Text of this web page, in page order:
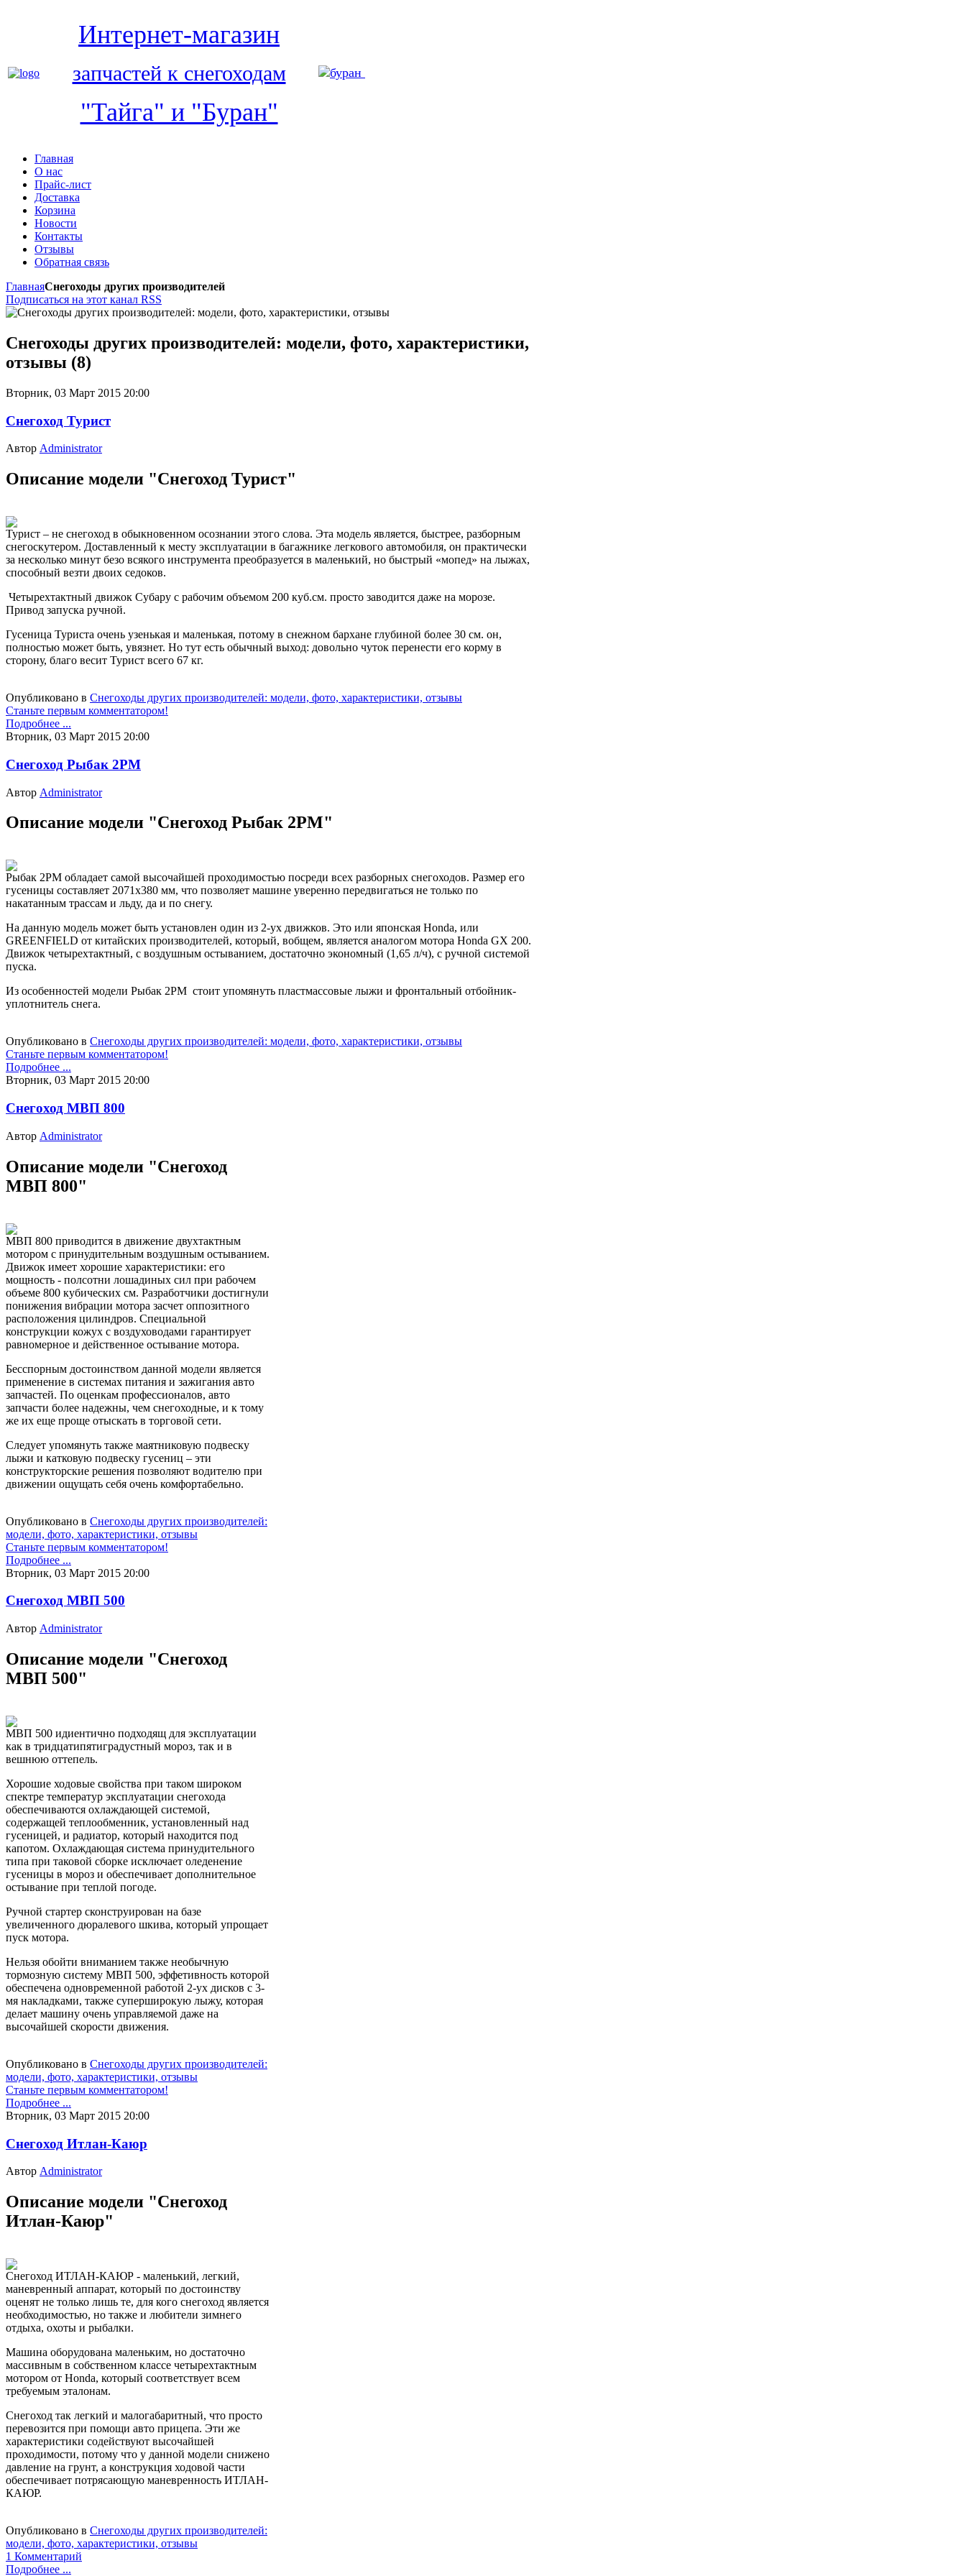
Интернет-магазин
запчастей к снегоходам
"Тайга" и "Буран"
Главная
О нас
Прайс-лист
Доставка
Корзина
Новости
Контакты
Отзывы
Обратная связь
ГлавнаяСнегоходы других производителей
Подписаться на этот канал RSS
Снегоходы других производителей: модели, фото, характеристики,
отзывы (8)
Вторник, 03 Март 2015 20:00
Снегоход Турист
Автор Administrator
Описание модели "Снегоход Турист"
Турист – не снегоход в обыкновенном осознании этого слова. Эта модель является, быстрее, разборным
снегоскутером. Доставленный к месту эксплуатации в багажнике легкового автомобиля, он практически
за несколько минут безо всякого инструмента преобразуется в маленький, но быстрый «мопед» на лыжах,
способный везти двоих седоков.
Четырехтактный движок Субару с рабочим объемом 200 куб.см. просто заводится даже на морозе.
Привод запуска ручной.
Гусеница Туриста очень узенькая и маленькая, потому в снежном бархане глубиной более 30 см. он,
полностью может быть, увязнет. Но тут есть обычный выход: довольно чуток перенести его корму в
сторону, благо весит Турист всего 67 кг.
Опубликовано в Снегоходы других производителей: модели, фото, характеристики, отзывы
Станьте первым комментатором!
Подробнее ...
Вторник, 03 Март 2015 20:00
Снегоход Рыбак 2РМ
Автор Administrator
Описание модели "Снегоход Рыбак 2РМ"
Рыбак 2РМ обладает самой высочайшей проходимостью посреди всех разборных снегоходов. Размер его
гусеницы составляет 2071x380 мм, что позволяет машине уверенно передвигаться не только по
накатанным трассам и льду, да и по снегу.
На данную модель может быть установлен один из 2-ух движков. Это или японская Honda, или
GREENFIELD от китайских производителей, который, вобщем, является аналогом мотора Honda GX 200.
Движок четырехтактный, с воздушным остыванием, достаточно экономный (1,65 л/ч), с ручной системой
пуска.
Из особенностей модели Рыбак 2РМ стоит упомянуть пластмассовые лыжи и фронтальный отбойник-
уплотнитель снега.
Опубликовано в Снегоходы других производителей: модели, фото, характеристики, отзывы
Станьте первым комментатором!
Подробнее ...
Вторник, 03 Март 2015 20:00
Снегоход МВП 800
Автор Administrator
Описание модели "Снегоход
МВП 800"
МВП 800 приводится в движение двухтактным
мотором с принудительным воздушным остыванием.
Движок имеет хорошие характеристики: его
мощность - полсотни лошадиных сил при рабочем
объеме 800 кубических см. Разработчики достигнули
понижения вибрации мотора засчет оппозитного
расположения цилиндров. Специальной
конструкции кожух с воздуховодами гарантирует
равномерное и действенное остывание мотора.
Бесспорным достоинством данной модели является
применение в системах питания и зажигания авто
запчастей. По оценкам профессионалов, авто
запчасти более надежны, чем снегоходные, и к тому
же их еще проще отыскать в торговой сети.
Следует упомянуть также маятниковую подвеску
лыжи и катковую подвеску гусениц – эти
конструкторские решения позволяют водителю при
движении ощущать себя очень комфортабельно.
Опубликовано в Снегоходы других производителей:
модели, фото, характеристики, отзывы
Станьте первым комментатором!
Подробнее ...
Вторник, 03 Март 2015 20:00
Снегоход МВП 500
Автор Administrator
Описание модели "Снегоход
МВП 500"
МВП 500 идиентично подходящ для эксплуатации
как в тридцатипятиградустный мороз, так и в
вешнюю оттепель.
Хорошие ходовые свойства при таком широком
спектре температур эксплуатации снегохода
обеспечиваются охлаждающей системой,
содержащей теплообменник, установленный над
гусеницей, и радиатор, который находится под
капотом. Охлаждающая система принудительного
типа при таковой сборке исключает оледенение
гусеницы в мороз и обеспечивает дополнительное
остывание при теплой погоде.
Ручной стартер сконструирован на базе
увеличенного дюралевого шкива, который упрощает
пуск мотора.
Нельзя обойти вниманием также необычную
тормозную систему МВП 500, эффетивность которой
обеспечена одновременной работой 2-ух дисков с 3-
мя накладками, также суперширокую лыжу, которая
делает машину очень управляемой даже на
высочайшей скорости движения.
Опубликовано в Снегоходы других производителей:
модели, фото, характеристики, отзывы
Станьте первым комментатором!
Подробнее ...
Вторник, 03 Март 2015 20:00
Снегоход Итлан-Каюр
Автор Administrator
Описание модели "Снегоход
Итлан-Каюр"
Снегоход ИТЛАН-КАЮР - маленький, легкий,
маневренный аппарат, который по достоинству
оценят не только лишь те, для кого снегоход является
необходимостью, но также и любители зимнего
отдыха, охоты и рыбалки.
Машина оборудована маленьким, но достаточно
массивным в собственном классе четырехтактным
мотором от Honda, который соответствует всем
требуемым эталонам.
Снегоход так легкий и малогабаритный, что просто
перевозится при помощи авто прицепа. Эти же
характеристики содействуют высочайшей
проходимости, потому что у данной модели снижено
давление на грунт, а конструкция ходовой части
обеспечивает потрясающую маневренность ИТЛАН-
КАЮР.
Опубликовано в Снегоходы других производителей:
модели, фото, характеристики, отзывы
1 Комментарий
Подробнее ...